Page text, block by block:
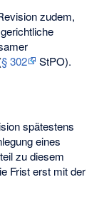
zudem,
§ 302 StPO).
spätestens
eines
zu diesem
Frist erst mit der